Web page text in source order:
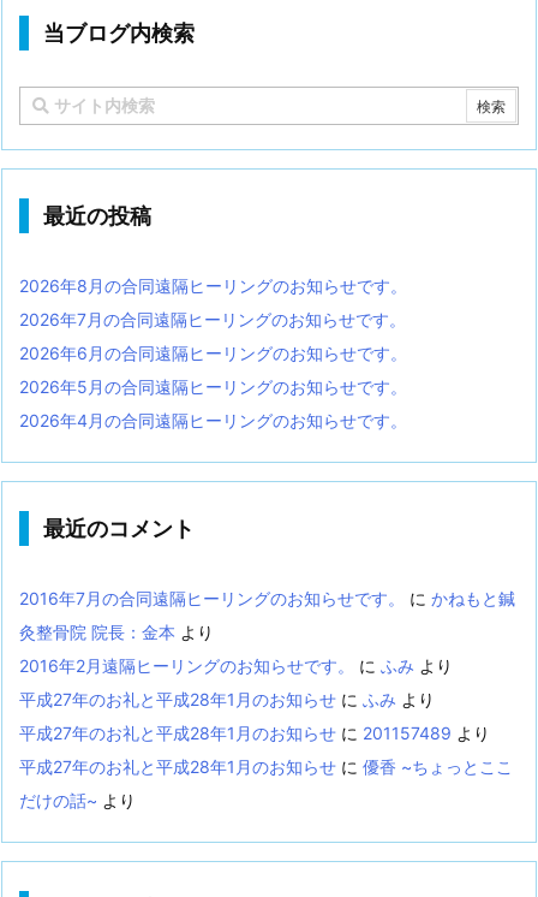
当ブログ内検索
最近の投稿
2026年8月の合同遠隔ヒーリングのお知らせです。
2026年7月の合同遠隔ヒーリングのお知らせです。
2026年6月の合同遠隔ヒーリングのお知らせです。
2026年5月の合同遠隔ヒーリングのお知らせです。
2026年4月の合同遠隔ヒーリングのお知らせです。
最近のコメント
2016年7月の合同遠隔ヒーリングのお知らせです。 に かねもと鍼
灸整骨院 院長：金本 より
2016年2月遠隔ヒーリングのお知らせです。
に ふみ より
平成27年のお礼と平成28年1月のお知らせ に ふみ より
平成27年のお礼と平成28年1月のお知らせ に 201157489 より
平成27年のお礼と平成28年1月のお知らせ に 優香 ~ちょっとここ
だけの話~ より